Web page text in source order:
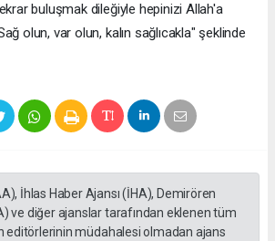
buluşmak dileğiyle hepinizi Allah'a
olun, var olun, kalın sağlıcakla" şeklinde
İhlas Haber Ajansı (İHA), Demirören
ve diğer ajanslar tarafından eklenen tüm
editörlerinin müdahalesi olmadan ajans